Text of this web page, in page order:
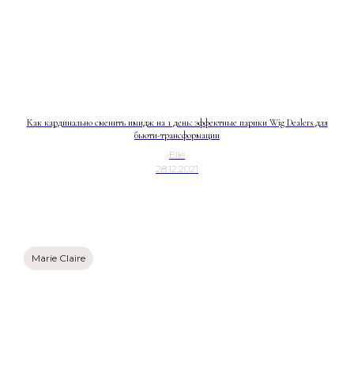
Как кардинально сменить имидж на 1 день: эффектные парики Wig Dealers для
бьюти-трансформации
Elle
28.12.2021
Marie Claire